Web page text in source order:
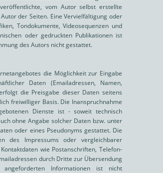
vom Autor selbst erstellte
der Seiten. Eine Vervielfältigung oder
Tondokumente, Videosequenzen und
oder gedruckten Publikationen ist
des Autors nicht gestattet.
die Möglichkeit zur Eingabe
Daten (Emailadressen, Namen,
die Preisgabe dieser Daten seitens
freiwilliger Basis. Die Inanspruchnahme
Dienste ist - soweit technisch
ohne Angabe solcher Daten bzw. unter
oder eines Pseudonyms gestattet. Die
des Impressums oder vergleichbarer
wie Postanschriften, Telefon-
durch Dritte zur Übersendung
Informationen ist nicht